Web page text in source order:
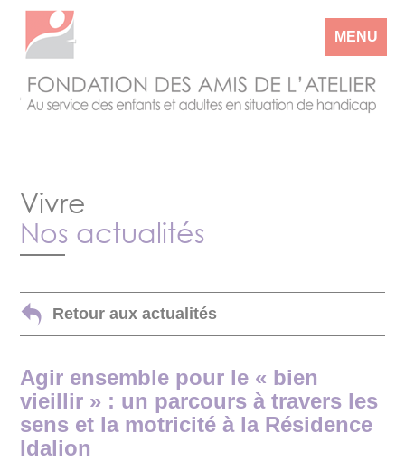
MENU
Vivre
Nos actualités
Retour aux actualités
Agir ensemble pour le « bien
vieillir » : un parcours à travers les
sens et la motricité à la Résidence
Idalion